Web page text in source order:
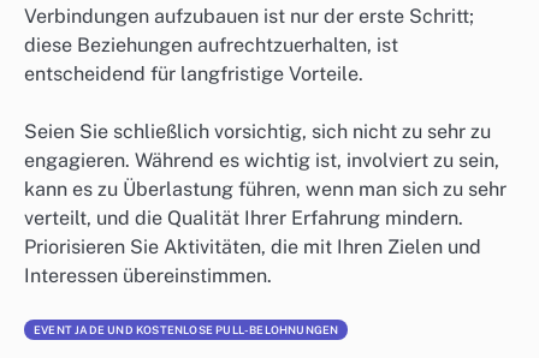
Verbindungen aufzubauen ist nur der erste Schritt;
diese Beziehungen aufrechtzuerhalten, ist
entscheidend für langfristige Vorteile.
Seien Sie schließlich vorsichtig, sich nicht zu sehr zu
engagieren. Während es wichtig ist, involviert zu sein,
kann es zu Überlastung führen, wenn man sich zu sehr
verteilt, und die Qualität Ihrer Erfahrung mindern.
Priorisieren Sie Aktivitäten, die mit Ihren Zielen und
Interessen übereinstimmen.
EVENT JADE UND KOSTENLOSE PULL-BELOHNUNGEN